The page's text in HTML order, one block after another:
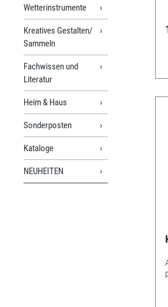
Wetterinstrumente
Kreatives Gestalten/
Sammeln
Fachwissen und
Literatur
Heim & Haus
Sonderposten
Kataloge
NEUHEITEN